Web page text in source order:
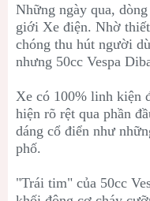
Những ngày qua,
giới Xe điện. Nhờ
chóng thu hút người
nhưng 50cc Vespa
Xe có 100% linh kiện
hiện rõ rệt qua phần
dáng cổ điển như
phố.
"Trái tim" của 50cc